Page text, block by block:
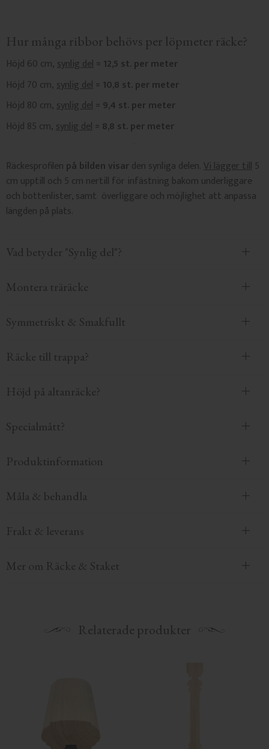
Hur många ribbor behövs per löpmeter räcke?
Höjd 60 cm,synlig del= 12,5 st. per meter
Höjd 70 cm,synlig del= 10,8 st. per meter
Höjd 80 cm,synlig del= 9,4 st. per meter
Höjd 85 cm,synlig del= 8,8 st. per meter
Räckesprofilen på bilden visarden synliga delen.Vi lägger till 5
cm upptill och 5 cm nertill för infästning bakom underliggare
och bottenlister, samt överliggare och möjlighet att anpassa
längden på plats.
Vad betyder "Synlig del"?
Montera träräcke
Symmetriskt & Smakfullt
Räcke till trappa?
Höjd på altanräcke?
Specialmått?
Produktinformation
Måla & behandla
Frakt & leverans
Mer om Räcke & Staket
Relaterade produkter